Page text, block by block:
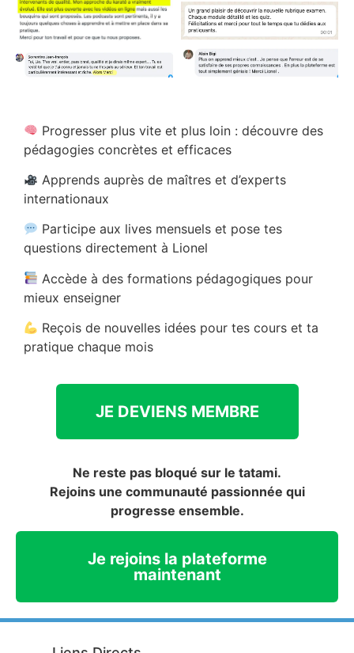
Progresser plus vite et plus loin : découvre des
pédagogies concrètes et efficaces
Apprends auprès de maîtres et d’experts
internationaux
Participe aux lives mensuels et pose tes
questions directement à Lionel
Accède à des formations pédagogiques pour
mieux enseigner
Reçois de nouvelles idées pour tes cours et ta
pratique chaque mois
JE DEVIENS MEMBRE
Ne reste pas bloqué sur le tatami.
Rejoins une communauté passionnée qui
progresse ensemble.
Je rejoins la plateforme
maintenant